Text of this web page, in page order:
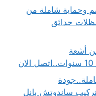
الخرج بـ23%خصم وحماية شاملة من
حدائق
أشعة